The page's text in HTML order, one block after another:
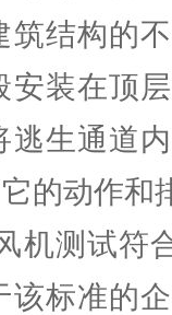
筑结构的
安装在顶
逃生通道
的动作和
机测试符
该标准的